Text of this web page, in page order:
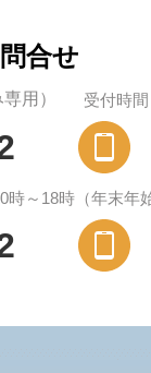
合せ
用） 受付時
時～18時（年末年